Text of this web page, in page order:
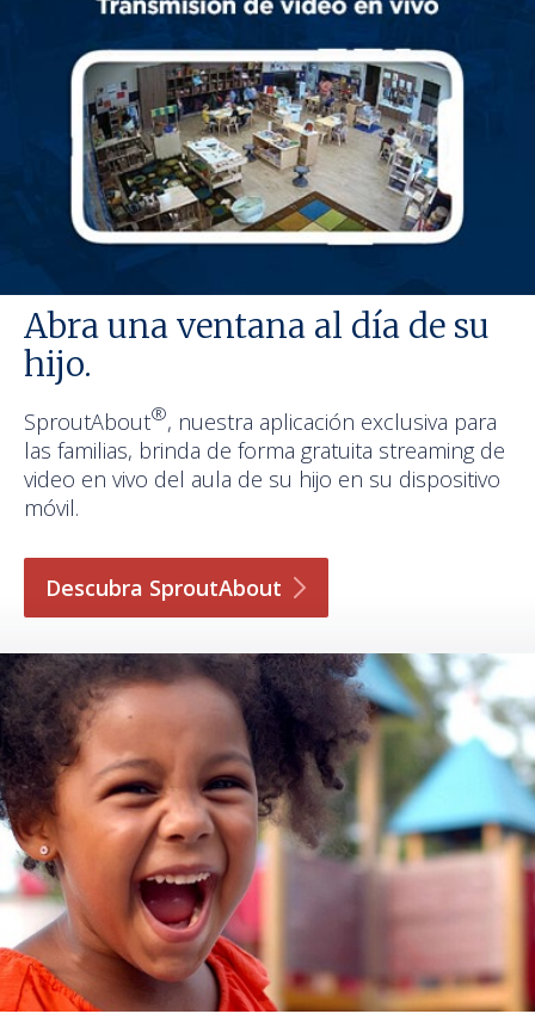
Abra una ventana al día de su
hijo.
SproutAbout®, nuestra aplicación exclusiva para
las familias, brinda de forma gratuita streaming de
video en vivo del aula de su hijo en su dispositivo
móvil.
Descubra SproutAbout